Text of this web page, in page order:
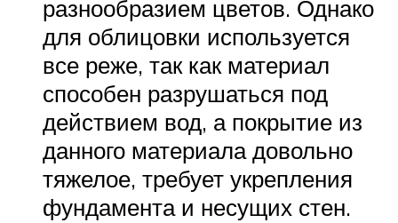
разнообразием цветов. Однако
для облицовки используется
все реже, так как материал
способен разрушаться под
действием вод, а покрытие из
данного материала довольно
тяжелое, требует укрепления
фундамента и несущих стен.